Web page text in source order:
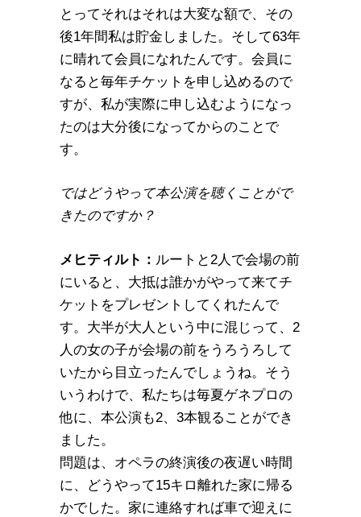
とってそれはそれは大変な額で、その
後1年間私は貯金しました。そして63年
に晴れて会員になれたんです。会員に
なると毎年チケットを申し込めるので
すが、私が実際に申し込むようになっ
たのは大分後になってからのことで
す。
ではどうやって本公演を聴くことがで
きたのですか？
メヒティルト： ルートと2人で会場の前
にいると、大抵は誰かがやって来てチ
ケットをプレゼントしてくれたんで
す。大半が大人という中に混じって、2
人の女の子が会場の前をうろうろして
いたから目立ったんでしょうね。そう
いうわけで、私たちは毎夏ゲネプロの
他に、本公演も2、3本観ることができ
ました。
問題は、オペラの終演後の夜遅い時間
に、どうやって15キロ離れた家に帰る
かでした。家に連絡すれば車で迎えに